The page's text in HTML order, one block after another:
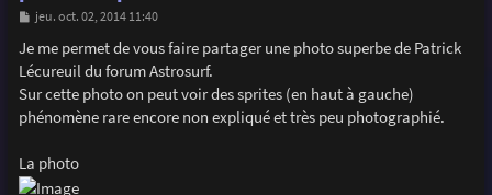
M
s
s
a
e
jeu. oct. 02, 2014 11:40
Je me permet de vous faire partager une photo superbe de Patrick
Lécureuil du forum Astrosurf.
Sur cette photo on peut voir des sprites (en haut à gauche)
phénomène rare encore non expliqué et très peu photographié.
La photo